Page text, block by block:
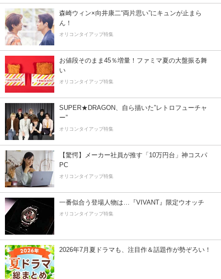
森崎ウィン×向井康二“両片思い”にキュンが止まら
ん！
オリコンタイアップ特集
お値段そのまま45％増量！ファミマ夏の大盤振る舞
い
オリコンタイアップ特集
SUPER★DRAGON、自ら描いた”レトロフューチャ
ー”
オリコンタイアップ特集
【驚愕】メーカー社員が推す「10万円台」神コスパ
PC
オリコンタイアップ特集
一番似合う登場人物は…『VIVANT』限定ウオッチ
オリコンタイアップ特集
2026年7月夏ドラマも、注目作＆話題作が勢ぞろい！